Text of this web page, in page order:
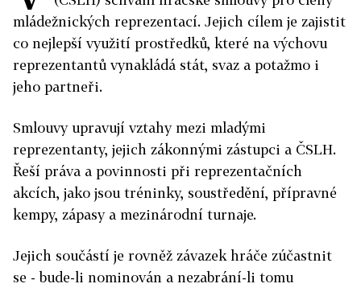
mládežnických reprezentací. Jejich cílem je zajistit
co nejlepší využití prostředků, které na výchovu
reprezentantů vynakládá stát, svaz a potažmo i
jeho partneři.
Smlouvy upravují vztahy mezi mladými
reprezentanty, jejich zákonnými zástupci a ČSLH.
Řeší práva a povinnosti při reprezentačních
akcích, jako jsou tréninky, soustředění, přípravné
kempy, zápasy a mezinárodní turnaje.
Jejich součástí je rovněž závazek hráče zúčastnit
se - bude-li nominován a nezabrání-li tomu